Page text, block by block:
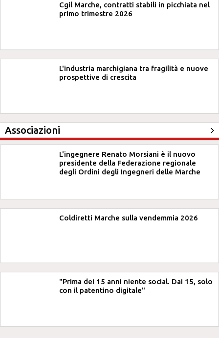
Cgil Marche, contratti stabili in picchiata nel
primo trimestre 2026
L'industria marchigiana tra fragilità e nuove
prospettive di crescita
Associazioni
L'ingegnere Renato Morsiani è il nuovo
presidente della Federazione regionale
degli Ordini degli Ingegneri delle Marche
Coldiretti Marche sulla vendemmia 2026
"Prima dei 15 anni niente social. Dai 15, solo
con il patentino digitale"